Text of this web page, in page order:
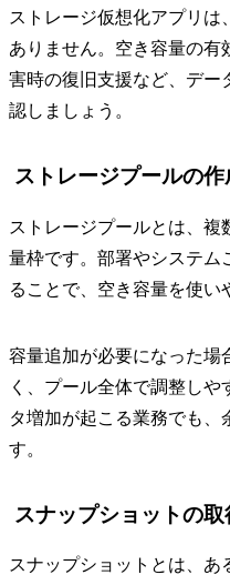
ストレージ仮想化アプリは
ありません。空き容量の有
害時の復旧支援など、デー
認しましょう。
ストレージプールの作
ストレージプールとは、複
量枠です。部署やシステム
ることで、空き容量を使い
容量追加が必要になった場
く、プール全体で調整し
タ増加が起こる業務でも、
す。
スナップショットの取
スナップショットとは、あ